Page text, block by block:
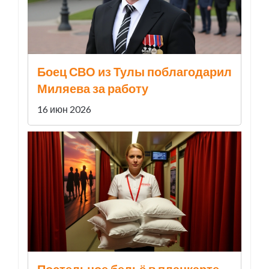
Боец СВО из Тулы поблагодарил
Миляева за работу
16 июн 2026